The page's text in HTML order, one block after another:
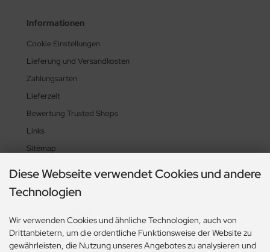
Informationen
Cookie Einstellungen
Lieferung und Versandkosten
Zahlungsarten
Lieferzeit
Bewertung Trusted Shops
Links
Sitemap
Zahlungsmethoden
Diese Webseite verwendet Cookies und andere
Technologien
Wir verwenden Cookies und ähnliche Technologien, auch von
Drittanbietern, um die ordentliche Funktionsweise der Website zu
gewährleisten, die Nutzung unseres Angebotes zu analysieren und